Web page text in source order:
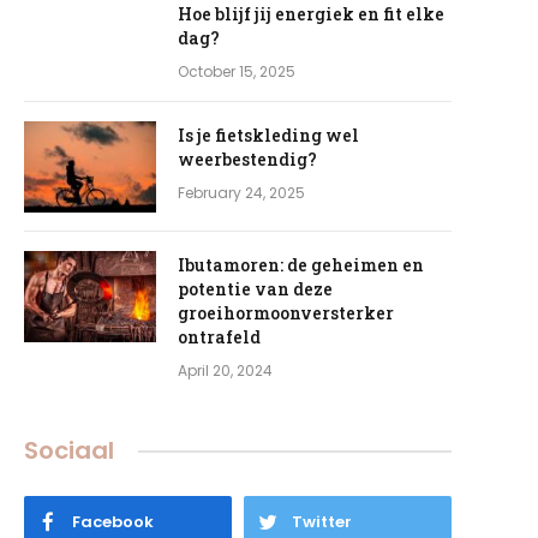
Hoe blijf jij energiek en fit elke
dag?
October 15, 2025
Is je fietskleding wel
weerbestendig?
February 24, 2025
Ibutamoren: de geheimen en
potentie van deze
groeihormoonversterker
ontrafeld
April 20, 2024
Sociaal
Facebook Twitter